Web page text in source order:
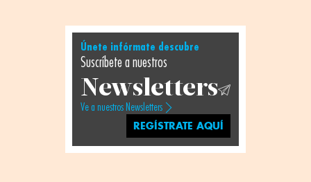
Únete infórmate descubre
Suscríbete a nuestros
Newsletters
Ve a nuestros Newsletters
REGÍSTRATE AQUÍ